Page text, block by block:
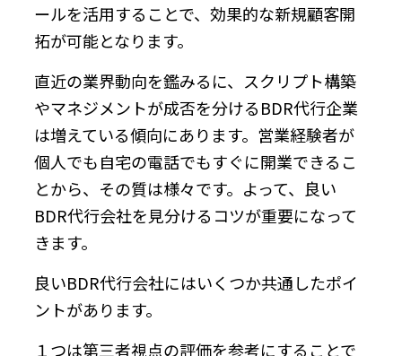
ールを活用することで、効果的な新規顧客開
拓が可能となります。
直近の業界動向を鑑みるに、スクリプト構築
やマネジメントが成否を分けるBDR代行企業
は増えている傾向にあります。営業経験者が
個人でも自宅の電話でもすぐに開業できるこ
とから、その質は様々です。よって、良い
BDR代行会社を見分けるコツが重要になって
きます。
良いBDR代行会社にはいくつか共通したポイ
ントがあります。
１つは第三者視点の評価を参考にすることで